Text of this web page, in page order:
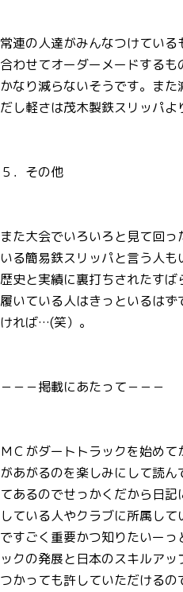
常連の人達がみんなつけてい
合わせてオーダーメードする
かなり減らないそうです。ま
だし軽さは茂木製鉄スリッパよ
５．その他
また大会でいろいろと見て回
いる簡易鉄スリッパと言う人
歴史と実績に裏打ちされたす
履いている人はきっといるは
ければ…(笑）。
－－－掲載にあたって－－－
ＭＣがダートトラックを始め
があがるのを楽しみにして読
てあるのでせっかくだから日
している人やクラブに所属し
ですごく重要かつ知りたいー
ックの発展と日本のスキルア
つかっても許していただける